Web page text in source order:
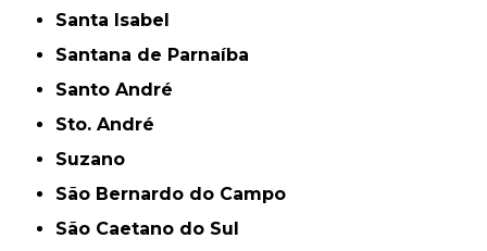
Santa Isabel
Santana de Parnaíba
Santo André
Sto. André
Suzano
São Bernardo do Campo
São Caetano do Sul